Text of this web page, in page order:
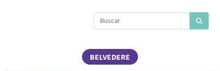
BELVEDERE